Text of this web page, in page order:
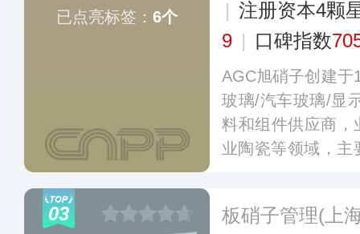
已点亮标签： 6个
| 注册资本4颗
9 | 口碑指数
AGC旭硝子创建于
玻璃/汽车玻璃/显
料和组件供应商
业陶瓷等领域，主
多家联合子公司，
03 板硝子管理(上